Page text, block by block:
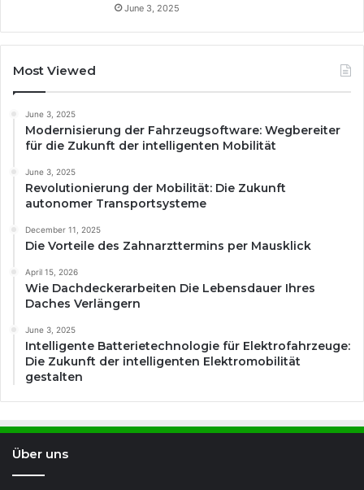
June 3, 2025
Most Viewed
June 3, 2025
Modernisierung der Fahrzeugsoftware: Wegbereiter
für die Zukunft der intelligenten Mobilität
June 3, 2025
Revolutionierung der Mobilität: Die Zukunft
autonomer Transportsysteme
December 11, 2025
Die Vorteile des Zahnarzttermins per Mausklick
April 15, 2026
Wie Dachdeckerarbeiten Die Lebensdauer Ihres
Daches Verlängern
June 3, 2025
Intelligente Batterietechnologie für Elektrofahrzeuge:
Die Zukunft der intelligenten Elektromobilität
gestalten
Über uns